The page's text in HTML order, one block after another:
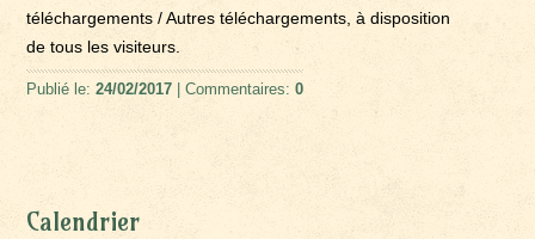
téléchargements / Autres téléchargements, à disposition
de tous les visiteurs.
Publié le:24/02/2017 | Commentaires:0
Calendrier